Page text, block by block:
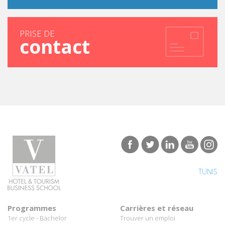
PRISE DE
contact
TUNIS
Programmes
1er cycle - Bachelor
Carrières et réseau
Trouver un emploi